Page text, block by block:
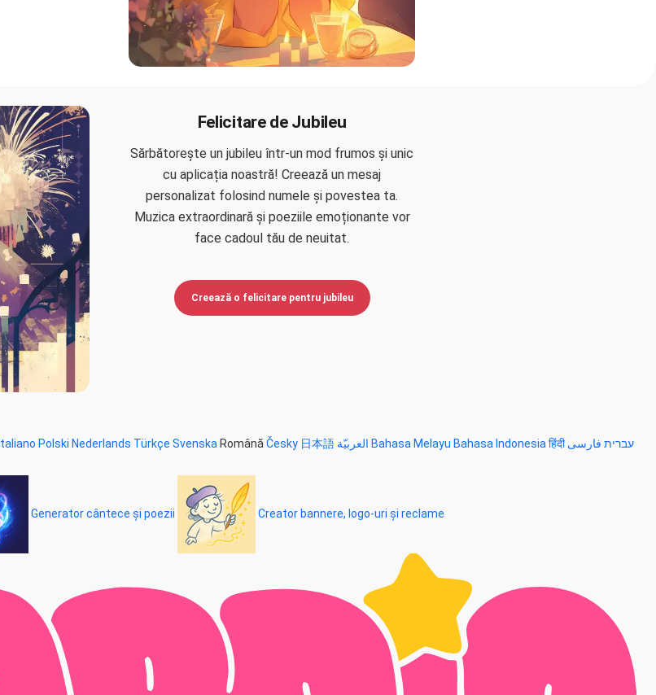
Felicitare de Jubileu
Sărbătorește un jubileu într-un mod frumos și unic
cu aplicația noastră! Creează un mesaj
personalizat folosind numele și povestea ta.
Muzica extraordinară și poeziile emoționante vor
face cadoul tău de neuitat.
Creează o felicitare pentru jubileu
Italiano Polski Nederlands Türkçe Svenska Română Česky 日本語 Bahasa Melayu Bahasa Indonesia हिंदी עברית فارسی
Generator cântece și poezii Creator bannere, logo-uri și reclame